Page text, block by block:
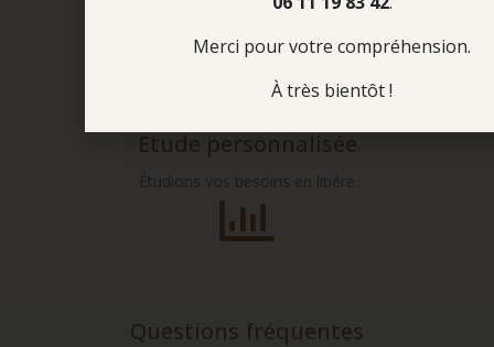
Etude personnalisée
Questions fréquentes
Merci pour votre compréhension.
À très bientôt !